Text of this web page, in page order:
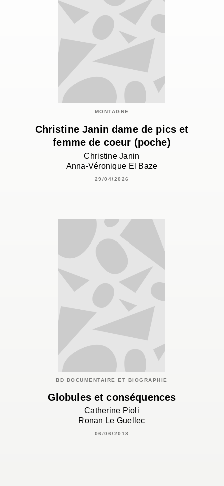
MONTAGNE
Christine Janin dame de pics et
femme de coeur (poche)
Christine Janin
Anna-Véronique El Baze
29/04/2026
BD DOCUMENTAIRE ET BIOGRAPHIE
Globules et conséquences
Catherine Pioli
Ronan Le Guellec
06/06/2018